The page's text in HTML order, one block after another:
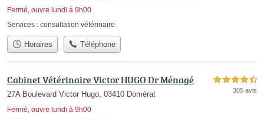
Fermé, ouvre lundi à 9h00
Services : consultation vétérinaire
Horaires Téléphone
Cabinet Vétérinaire Victor HUGO Dr Ménagé
27A Boulevard Victor Hugo, 03410 Domérat
Fermé, ouvre lundi à 9h00
4,5 étoiles sur 5
305 avis